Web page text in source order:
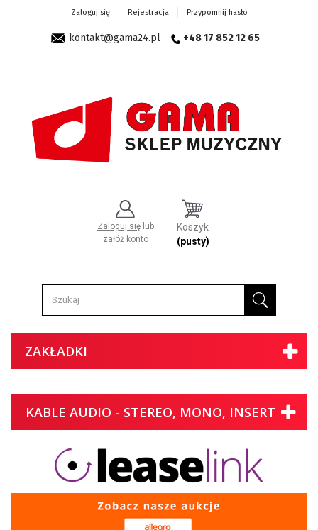
Zaloguj się Rejestracja Przypomnij hasło
kontakt@gama24.pl +48 17 852 12 65
Zaloguj się lub
załóż konto
Koszyk
(pusty)
ZAKŁADKI
KABLE AUDIO - STEREO, MONO, INSERT